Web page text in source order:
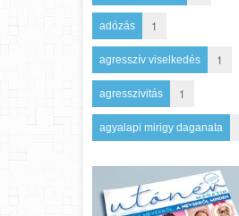
adózás 1
agresszív viselkedés 1
agresszivitás 1
agyalapi mirigy daganata